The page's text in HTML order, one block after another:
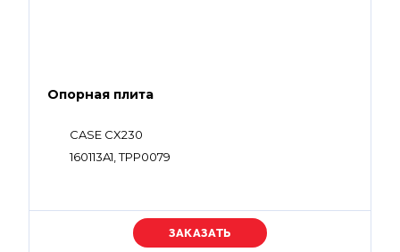
Опорная плита
CASE CX230
160113A1, TPP0079
Уточняйте цену